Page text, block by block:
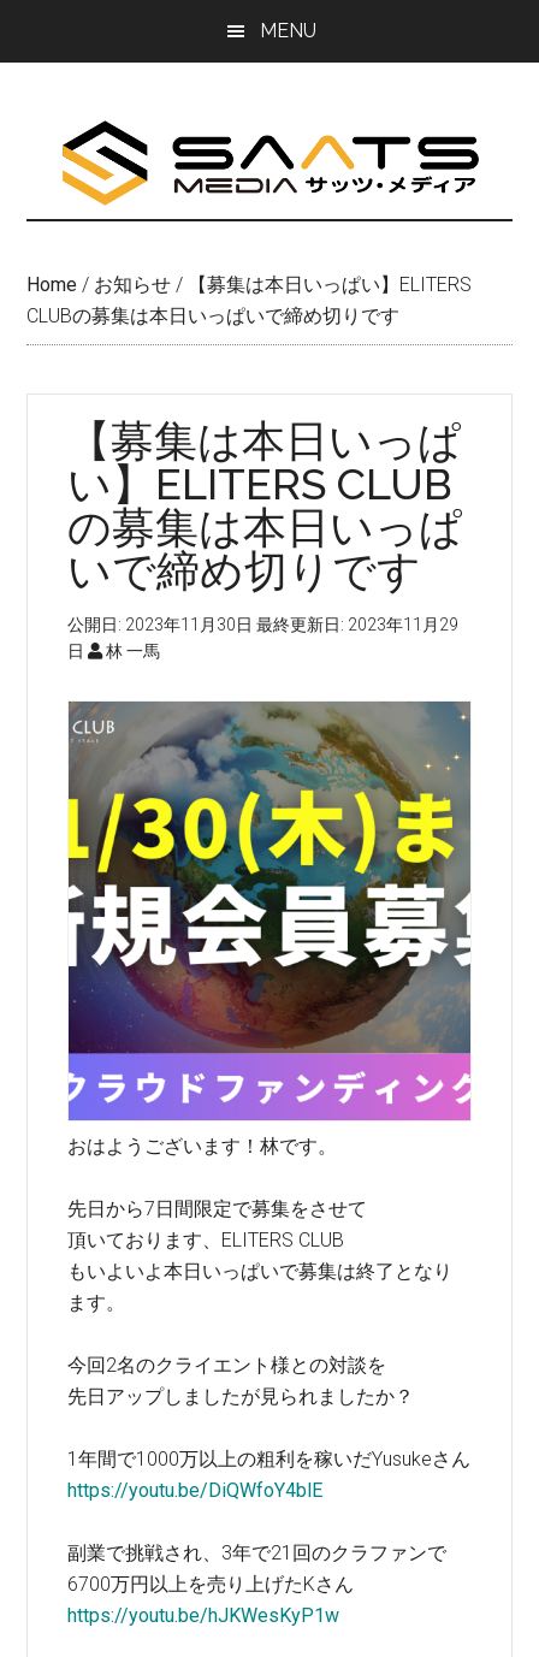
MENU
Home / お知らせ / 【募集は本日いっぱい】ELITERS
CLUBの募集は本日いっぱいで締め切りです
【募集は本日いっぱ
い】ELITERS CLUB
の募集は本日いっぱ
いで締め切りです
公開日: 2023年11月30日 最終更新日: 2023年11月29
日
林 一馬
おはようございます！林です。
先日から7日間限定で募集をさせて
頂いております、ELITERS CLUB
もいよいよ本日いっぱいで募集は終了となり
ます。
今回2名のクライエント様との対談を
先日アップしましたが見られましたか？
1年間で1000万以上の粗利を稼いだYusukeさん
https://youtu.be/DiQWfoY4blE
副業で挑戦され、3年で21回のクラファンで
6700万円以上を売り上げたKさん
https://youtu.be/hJKWesKyP1w